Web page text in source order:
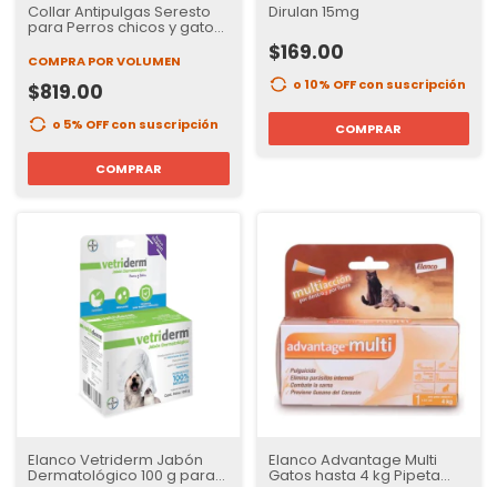
Collar Antipulgas Seresto
para Perros chicos y gatos |
8 Meses de Protección
COMPRA POR VOLUMEN
$819.00
o 5% OFFcon suscripción
COMPRAR
Dirulan 15mg
$169.00
o 10% OFFcon suscripción
COMPRAR
Elanco Vetriderm Jabón
Dermatológico 100 g para
Elanco Advantage Multi
Gatos hasta 4 kg Pipeta